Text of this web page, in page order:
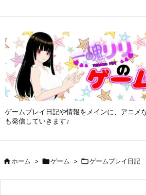
google-site-verification:
ゲームプレイ日記や情報をメインに、アニメ
も発信していきます♪
ホーム > ゲーム > ゲームプレイ日記